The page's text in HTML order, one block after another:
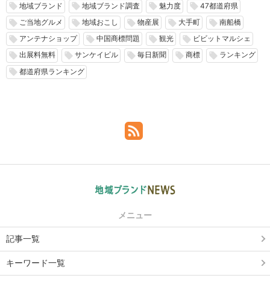
local_offer 地域ブランド local_offer 地域ブランド調査 local_offer 魅力度 local_offer 47都道府県
local_offer ご当地グルメ local_offer 地域おこし local_offer 物産展 local_offer 大手町 local_offer 南船橋
local_offer アンテナショップ local_offer 中国商標問題 local_offer 観光 local_offer ビビットマルシェ
local_offer 出展料無料 local_offer サンケイビル local_offer 毎日新聞 local_offer 商標 local_offer ランキング
local_offer 都道府県ランキング
メニュー
記事一覧
キーワード一覧